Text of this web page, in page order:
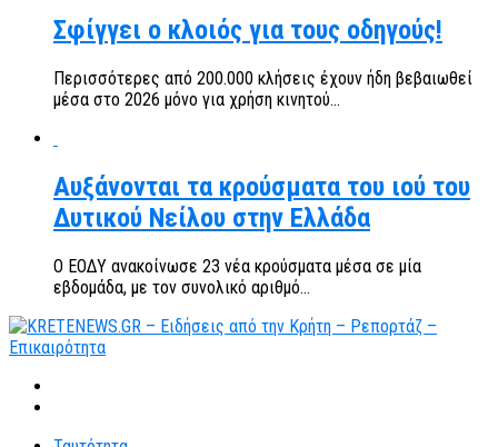
Σφίγγει ο κλοιός για τους οδηγούς!
Περισσότερες από 200.000 κλήσεις έχουν ήδη βεβαιωθεί
μέσα στο 2026 μόνο για χρήση κινητού...
Αυξάνονται τα κρούσματα του ιού του
Δυτικού Νείλου στην Ελλάδα
Ο ΕΟΔΥ ανακοίνωσε 23 νέα κρούσματα μέσα σε μία
εβδομάδα, με τον συνολικό αριθμό...